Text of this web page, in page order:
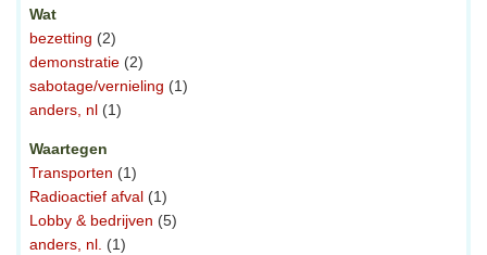
Wat
bezetting (2)
demonstratie (2)
sabotage/vernieling (1)
anders, nl (1)
Waartegen
Transporten (1)
Radioactief afval (1)
Lobby & bedrijven (5)
anders, nl. (1)